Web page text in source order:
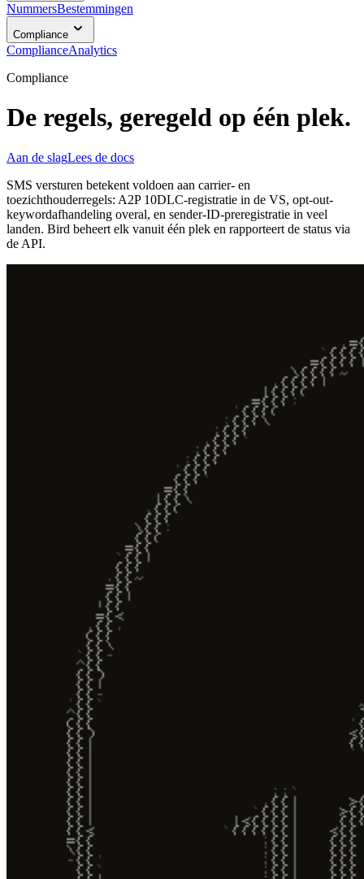
NummersBestemmingen
Compliance
ComplianceAnalytics
Compliance
De regels, geregeld op één plek.
Aan de slagLees de docs
SMS versturen betekent voldoen aan carrier- en
toezichthouderregels: A2P 10DLC-registratie in de VS, opt-out-
keywordafhandeling overal, en sender-ID-preregistratie in veel
landen. Bird beheert elk vanuit één plek en rapporteert de status via
de API.